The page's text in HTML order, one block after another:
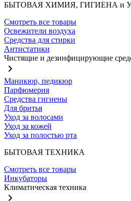
БЫТОВАЯ ХИМИЯ, ГИГИЕНА и
Смотреть все товары
Освежители воздуха
Средства для стирки
Антистатики
Чистящие и дезинфицирующие
Маникюр, педикюр
Парфюмерия
Средства гигиены
Для бритья
Уход за волосами
Уход за кожей
Уход за полостью рта
БЫТОВАЯ ТЕХНИКА
Смотреть все товары
Инкубаторы
Климатическая техника